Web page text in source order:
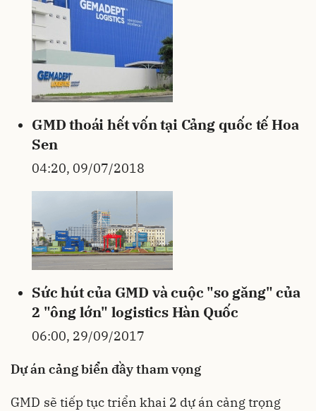
GMD thoái hết vốn tại Cảng quốc tế Hoa
Sen
04:20, 09/07/2018
Sức hút của GMD và cuộc "so găng" của
2 "ông lớn" logistics Hàn Quốc
06:00, 29/09/2017
Dự án cảng biển đầy tham vọng
GMD sẽ tiếp tục triển khai 2 dự án cảng trọng